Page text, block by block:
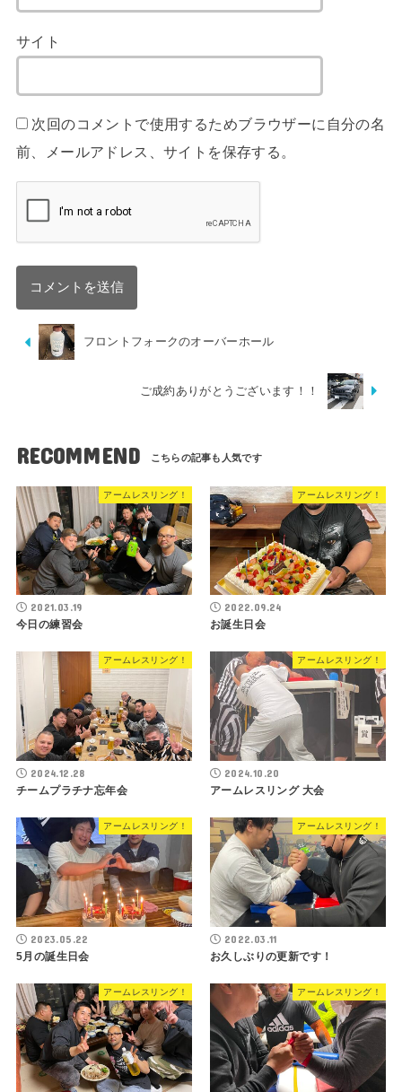
サイト
次回のコメントで使用するためブラウザーに自分の名
前、メールアドレス、サイトを保存する。
フロントフォークのオーバーホール
ご成約ありがとうございます！！
RECOMMEND
アームレスリング！
2021.03.19
今日の練習会
アームレスリング！
2022.09.24
お誕生日会
アームレスリング！
2024.12.28
チームプラチナ忘年会
アームレスリング！
2024.10.20
アームレスリング 大会
アームレスリング！
2023.05.22
5月の誕生日会
アームレスリング！
2022.03.11
お久しぶりの更新です！
アームレスリング！ アームレスリング！